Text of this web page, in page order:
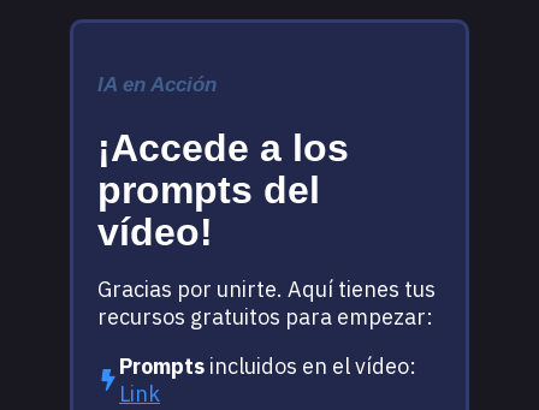
IA en Acción
¡Accede a los
prompts del
vídeo!
Gracias por unirte. Aquí tienes tus
recursos gratuitos para empezar:
Prompts incluidos en el vídeo:
Link